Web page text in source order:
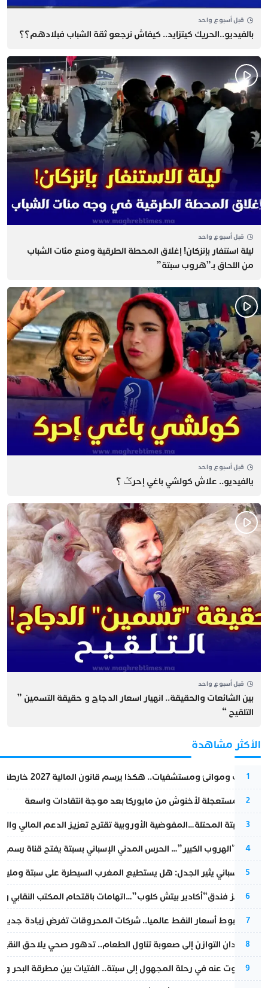
قبل أسبوع واحد
بالفيديو..الحريك كيتزايد.. كيفاش نرجعو ثقة الشباب فبلادهم؟؟
قبل أسبوع واحد
​ليلة استنفار بإنزكان! إغلاق المحطة الطرقية ومنع مئات الشباب
من اللحاق بـ”هروب سبتة”
قبل أسبوع واحد
يالفيديو.. علاش كولشي باغي إحرݣ ؟
قبل أسبوع واحد
بين الشائعات والحقيقة.. انهيار اسعار الدجاج و حقيقة التسمين ”
التلقيح “
الأكثر مشاهدة
1
قطارات وموانئ ومستشفيات.. هكذا يرسم قانون المالية 2027 خارطة المغرب المقبل
2
عودة مستعجلة لأخنوش من مايوركا بعد موجة انتقادات واسعة
3
أزمة سبتة المحتلة…المفوضية الأوروبية تقترح تعزيز الدعم المالي
4
عملية “الهروب الكبير”… الحرس المدني الإسباني بسبتة يفتح قناة
5
تقرير إسباني يثير الجدل: هل يستطيع المغرب السيطرة على سبتة
6
أزمة تهز فندق“أكادير بيتش كلوب”…اتهامات باقتحام المكتب النقابي
7
رغم هبوط أسعار النفط عالميا.. شركات المحروقات تفرض زيادة
8
من فقدان التوازن إلى صعوبة تناول الطعام.. تدهور صحي يلاحق النقيب
9
المسكوت عنه في رحلة المجهول إلى سبتة.. الفتيات بين مطرقة البحر